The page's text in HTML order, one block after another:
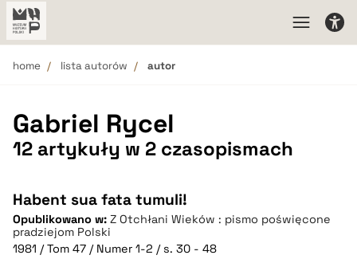
home lista autorów autor
Gabriel Rycel
12 artykuły w 2 czasopismach
Habent sua fata tumuli!
Opublikowano w: Z Otchłani Wieków : pismo poświęcone
pradziejom Polski
1981 / Tom 47 / Numer 1-2 / s. 30 - 48